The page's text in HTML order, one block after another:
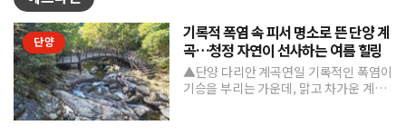
단양
기록적 폭염 속 피서 명소로 뜬 단양 계
곡…청정 자연이 선사하는 여름 힐링
▲단양 다리안 계곡연일 기록적인 폭염이
기승을 부리는 가운데, 맑고 차가운 계곡